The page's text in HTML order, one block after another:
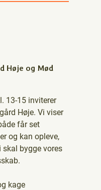
Høje og Mød
13-15 inviterer
Høje. Vi viser
får set
og kan opleve,
skal bygge vores
kage